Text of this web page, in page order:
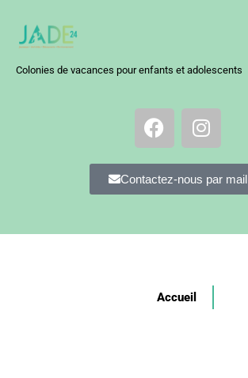
Colonies de vacances pour enfants et adolescents
Contactez-nous par mail
Accueil